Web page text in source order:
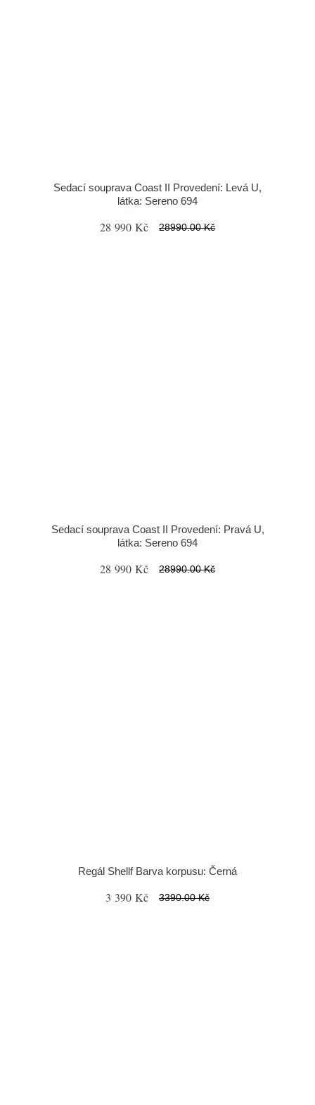
Sedací souprava Coast II Provedení: Levá U,
látka: Sereno 694
28 990 Kč 28990.00 Kč
Sedací souprava Coast II Provedení: Pravá U,
látka: Sereno 694
28 990 Kč 28990.00 Kč
Regál Shellf Barva korpusu: Černá
3 390 Kč 3390.00 Kč